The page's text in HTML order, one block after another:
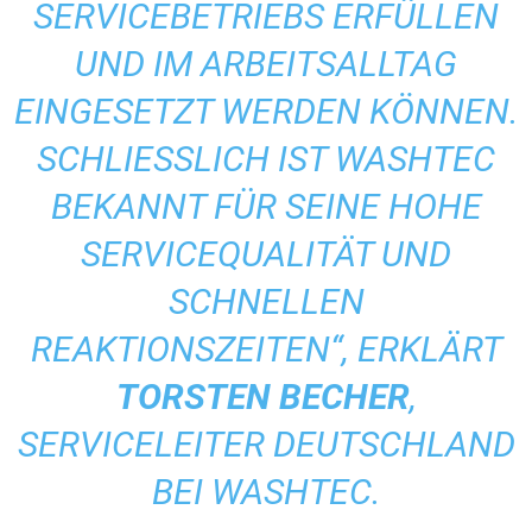
SERVICEBETRIEBS ERFÜLLEN
UND IM ARBEITSALLTAG
EINGESETZT WERDEN KÖNNEN.
SCHLIESSLICH IST WASHTEC B
EKANNT FÜR SEINE HOHE S
ERVICEQUALITÄT UND S
CHNELLEN R
EAKTIONSZEITEN“, ERKLÄRT
TORSTEN BECHER,
SERVICELEITER DEUTSCHLAND
BEI WASHTEC.